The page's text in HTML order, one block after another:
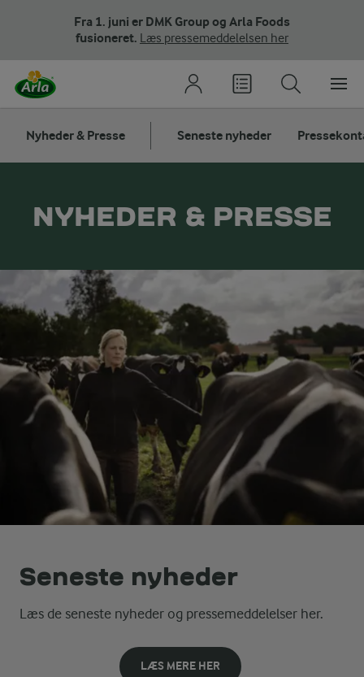
Fra 1. juni er DMK Group og Arla Foods
fusioneret. Læs pressemeddelelsen her
Nyheder & Presse Seneste nyheder
NYHEDER & PRESSE
Seneste nyheder
Læs de seneste nyheder og pressemeddelelser her.
LÆS MERE HER